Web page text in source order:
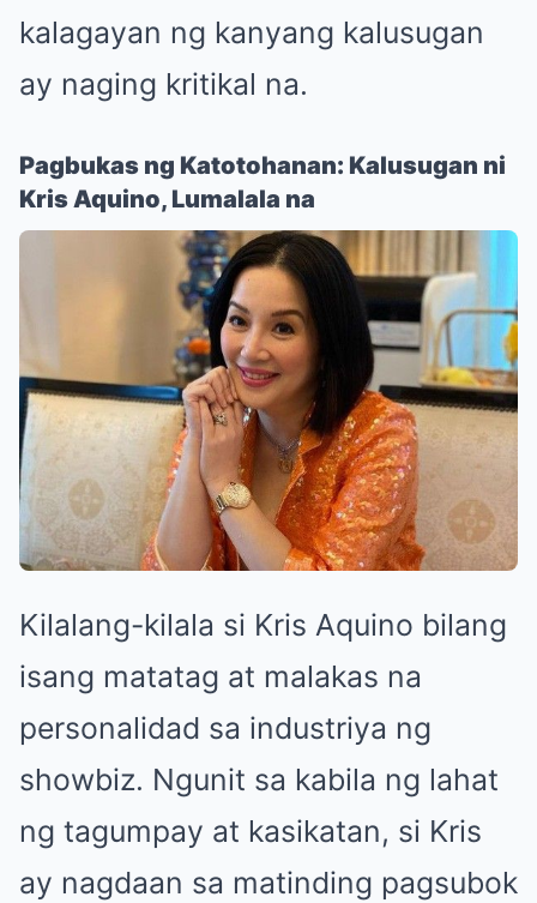
kalagayan ng kanyang kalusugan
ay naging kritikal na.
Pagbukas ng Katotohanan: Kalusugan ni
Kris Aquino, Lumalala na
Kilalang-kilala si Kris Aquino bilang
isang matatag at malakas na
personalidad sa industriya ng
showbiz. Ngunit sa kabila ng lahat
ng tagumpay at kasikatan, si Kris
ay nagdaan sa matinding pagsubok